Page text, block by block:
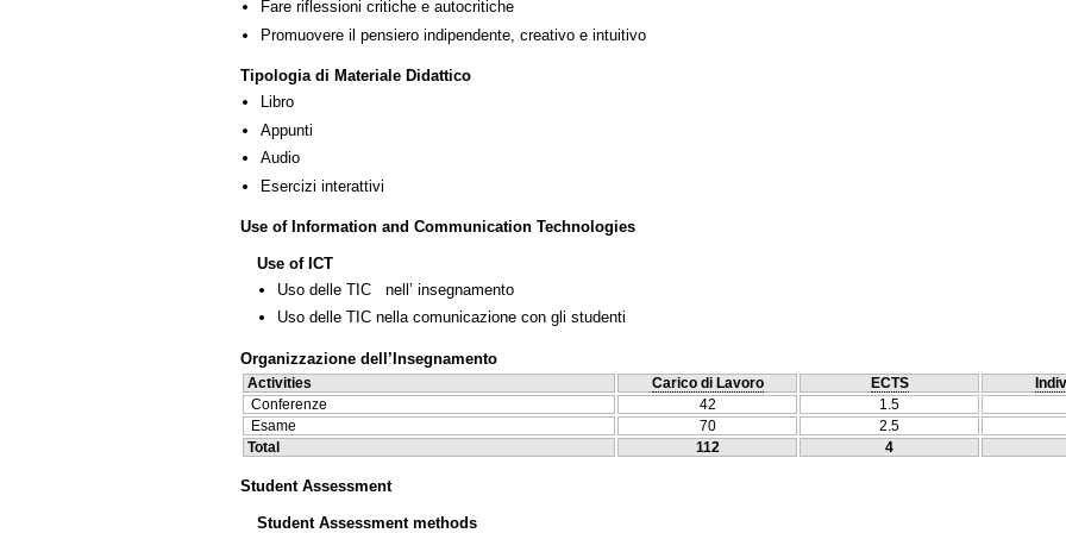
Fare riflessioni critiche e autocritiche
Promuovere il pensiero indipendente, creativo e intuitivo
Tipologia di Materiale Didattico
Libro
Appunti
Audio
Esercizi interattivi
Use of Information and Communication Technologies
Use of ICT
Uso delle TIC nell’ insegnamento
Uso delle TIC nella comunicazione con gli studenti
Organizzazione dell’Insegnamento
Activities Carico di Lavoro ECTS
Conferenze
42 1.5
Esame
70 2.5
Total
112 4
Student Assessment
Student Assessment methods